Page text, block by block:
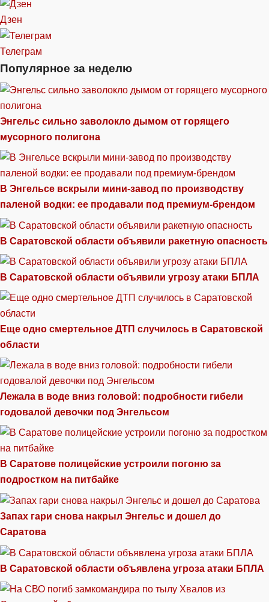
Дзен
Телеграм
Популярное за неделю
Энгельс сильно заволокло дымом от горящего
мусорного полигона
В Энгельсе вскрыли мини-завод по производству
паленой водки: ее продавали под премиум-брендом
В Саратовской области объявили ракетную опасность
В Саратовской области объявили угрозу атаки БПЛА
Еще одно смертельное ДТП случилось в Саратовской
области
Лежала в воде вниз головой: подробности гибели
годовалой девочки под Энгельсом
В Саратове полицейские устроили погоню за
подростком на питбайке
Запах гари снова накрыл Энгельс и дошел до
Саратова
В Саратовской области объявлена угроза атаки БПЛА